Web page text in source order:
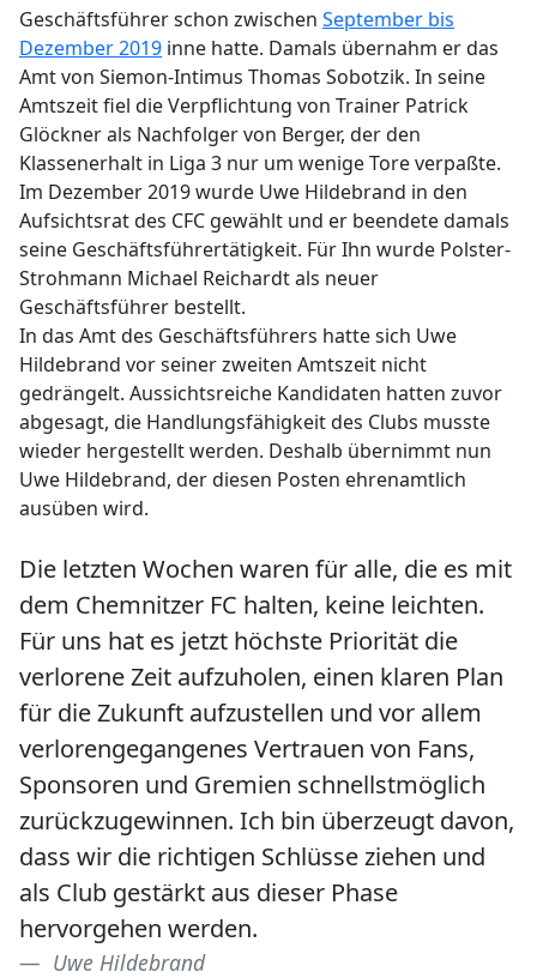
Geschäftsführer schon zwischen September bis
Dezember 2019 inne hatte. Damals übernahm er das
Amt von Siemon-Intimus Thomas Sobotzik. In seine
Amtszeit fiel die Verpflichtung von Trainer Patrick
Glöckner als Nachfolger von Berger, der den
Klassenerhalt in Liga 3 nur um wenige Tore verpaßte.
Im Dezember 2019 wurde Uwe Hildebrand in den
Aufsichtsrat des CFC gewählt und er beendete damals
seine Geschäftsführertätigkeit. Für Ihn wurde Polster-
Strohmann Michael Reichardt als neuer
Geschäftsführer bestellt.
In das Amt des Geschäftsführers hatte sich Uwe
Hildebrand vor seiner zweiten Amtszeit nicht
gedrängelt. Aussichtsreiche Kandidaten hatten zuvor
abgesagt, die Handlungsfähigkeit des Clubs musste
wieder hergestellt werden. Deshalb übernimmt nun
Uwe Hildebrand, der diesen Posten ehrenamtlich
ausüben wird.
Die letzten Wochen waren für alle, die es mit
dem Chemnitzer FC halten, keine leichten.
Für uns hat es jetzt höchste Priorität die
verlorene Zeit aufzuholen, einen klaren Plan
für die Zukunft aufzustellen und vor allem
verlorengegangenes Vertrauen von Fans,
Sponsoren und Gremien schnellstmöglich
zurückzugewinnen. Ich bin überzeugt davon,
dass wir die richtigen Schlüsse ziehen und
als Club gestärkt aus dieser Phase
hervorgehen werden.
Uwe Hildebrand